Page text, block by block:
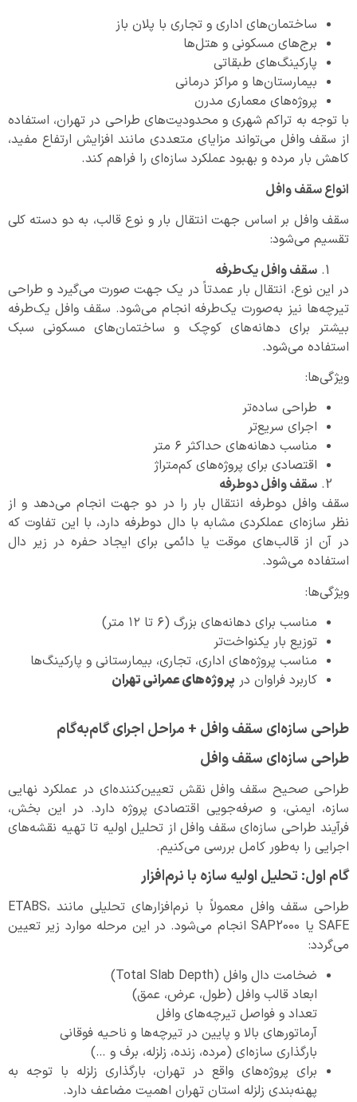
ساختمان‌های اداری و تجاری با پلان باز
برج‌های مسکونی و هتل‌ها
پارکینگ‌های طبقاتی
بیمارستان‌ها و مراکز درمانی
پروژه‌های معماری مدرن
با توجه به تراکم شهری و محدودیت‌های طراحی در تهران، استفاده
از سقف وافل می‌تواند مزایای متعددی مانند افزایش ارتفاع مفید،
کاهش بار مرده و بهبود عملکرد سازه‌ای را فراهم کند.
انواع سقف وافل
سقف وافل بر اساس جهت انتقال بار و نوع قالب، به دو دسته کلی
تقسیم می‌شود:
سقف وافل یک‌طرفه
در این نوع، انتقال بار عمدتاً در یک جهت صورت می‌گیرد و طراحی
تیرچه‌ها نیز به‌صورت یک‌طرفه انجام می‌شود. سقف وافل یک‌طرفه
بیشتر برای دهانه‌های کوچک و ساختمان‌های مسکونی سبک
استفاده می‌شود.
ویژگی‌ها:
طراحی ساده‌تر
اجرای سریع‌تر
مناسب دهانه‌های حداکثر ۶ متر
اقتصادی برای پروژه‌های کم‌متراژ
سقف وافل دوطرفه
سقف وافل دوطرفه انتقال بار را در دو جهت انجام می‌دهد و از
نظر سازه‌ای عملکردی مشابه با دال دوطرفه دارد، با این تفاوت که
در آن از قالب‌های موقت یا دائمی برای ایجاد حفره در زیر دال
استفاده می‌شود.
ویژگی‌ها:
مناسب برای دهانه‌های بزرگ (۶ تا ۱۲ متر)
توزیع بار یکنواخت‌تر
مناسب پروژه‌های اداری، تجاری، بیمارستانی و پارکینگ‌ها
کاربرد فراوان در پروژه‌های عمرانی تهران
طراحی سازه‌ای سقف وافل + مراحل اجرای گام‌به‌گام
طراحی سازه‌ای سقف وافل
طراحی صحیح سقف وافل نقش تعیین‌کننده‌ای در عملکرد نهایی
سازه، ایمنی، و صرفه‌جویی اقتصادی پروژه دارد. در این بخش،
فرآیند طراحی سازه‌ای سقف وافل از تحلیل اولیه تا تهیه نقشه‌های
اجرایی را به‌طور کامل بررسی می‌کنیم.
گام اول: تحلیل اولیه سازه با نرم‌افزار
طراحی سقف وافل معمولاً با نرم‌افزارهای تحلیلی مانند ETABS،
SAFE یا SAP2000 انجام می‌شود. در این مرحله موارد زیر تعیین
می‌گردد:
ضخامت دال وافل (Total Slab Depth)
ابعاد قالب وافل (طول، عرض، عمق)
تعداد و فواصل تیرچه‌های وافل
آرماتورهای بالا و پایین در تیرچه‌ها و ناحیه فوقانی
بارگذاری سازه‌ای (مرده، زنده، زلزله، برف و …)
برای پروژه‌های واقع در تهران، بارگذاری زلزله با توجه به
پهنه‌بندی زلزله استان تهران اهمیت مضاعف دارد.